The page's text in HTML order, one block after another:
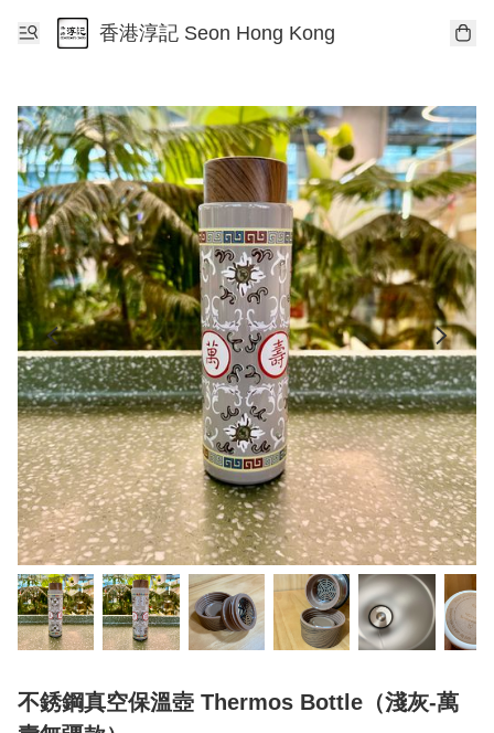
香港淳記 Seon Hong Kong
不銹鋼真空保溫壺 Thermos Bottle（淺灰-萬